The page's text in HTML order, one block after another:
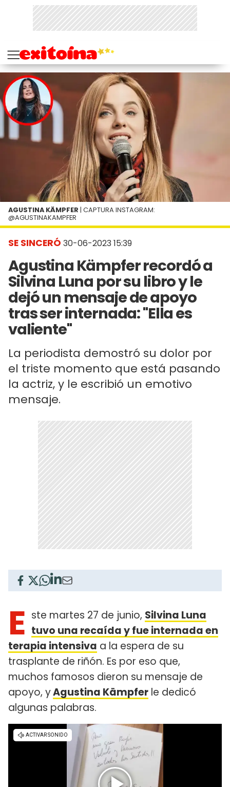
SE SINCERÓ 30-06-2023 15:39
Agustina Kämpfer recordó a
Silvina Luna por su libro y le
dejó un mensaje de apoyo
tras ser internada: "Ella es
valiente"
La periodista demostró su dolor por
el triste momento que está pasando
la actriz, y le escribió un emotivo
mensaje.
AGUSTINA KÄMPFER | CAPTURA INSTAGRAM:
@AGUSTINAKAMPFER
E ste martes 27 de junio, Silvina Luna
tuvo una recaída y fue internada en
terapia intensiva a la espera de su
trasplante de riñón. Es por eso que,
muchos famosos dieron su mensaje de
apoyo, yAgustina Kämpfer le dedicó
algunas palabras.